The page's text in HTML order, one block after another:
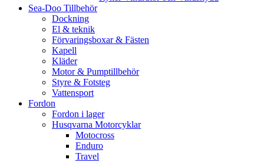
Sea-Doo Tillbehör
Dockning
El & teknik
Förvaringsboxar & Fästen
Kapell
Kläder
Motor & Pumptillbehör
Styre & Fotsteg
Vattensport
Fordon
Fordon i lager
Husqvarna Motorcyklar
Motocross
Enduro
Travel